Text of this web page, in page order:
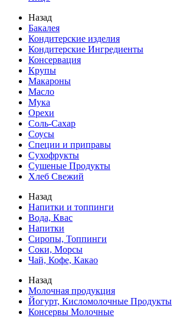
Назад
Бакалея
Кондитерские изделия
Кондитерские Ингредиенты
Консервация
Крупы
Макароны
Масло
Мука
Орехи
Соль-Сахар
Соусы
Специи и приправы
Сухофрукты
Сушеные Продукты
Хлеб Свежий
Назад
Напитки и топпинги
Вода, Квас
Напитки
Сиропы, Топпинги
Соки, Морсы
Чай, Кофе, Какао
Назад
Молочная продукция
Йогурт, Кисломолочные Продукты
Консервы Молочные